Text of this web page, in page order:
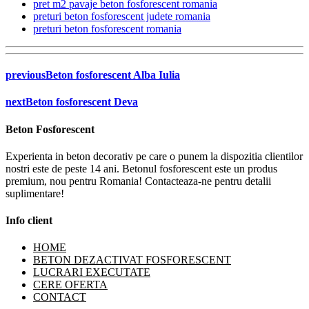
pret m2 pavaje beton fosforescent romania
preturi beton fosforescent judete romania
preturi beton fosforescent romania
previousBeton fosforescent Alba Iulia
nextBeton fosforescent Deva
Beton Fosforescent
Experienta in beton decorativ pe care o punem la dispozitia clientilor
nostri este de peste 14 ani. Betonul fosforescent este un produs
premium, nou pentru Romania! Contacteaza-ne pentru detalii
suplimentare!
Info client
HOME
BETON DEZACTIVAT FOSFORESCENT
LUCRARI EXECUTATE
CERE OFERTA
CONTACT